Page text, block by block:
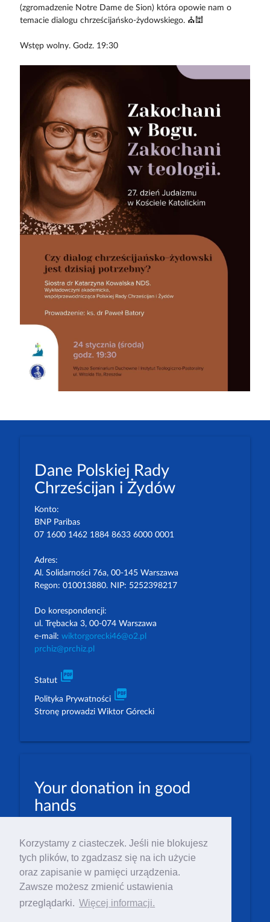
Korzystamy z ciasteczek. Jeśli nie blokujesz
tych plików, to zgadzasz się na ich użycie
oraz zapisanie w pamięci urządzenia.
Zawsze możesz zmienić ustawienia
przeglądarki. Więcej informacji.
(zgromadzenie Notre Dame de Sion) która opowie nam o
temacie dialogu chrześcijańsko-żydowskiego. ⛪🕍
Wstęp wolny. Godz. 19:30
Dane Polskiej Rady
Chrześcijan i Żydów
Konto:
BNP Paribas
07 1600 1462 1884 8633 6000 0001
Adres:
Al. Solidarności 76a, 00-145 Warszawa
Regon: 010013880. NIP: 5252398217
Do korespondencji:
ul. Trębacka 3, 00-074 Warszawa
e-mail: wiktorgorecki46@o2.pl
prchiz@prchiz.pl
Statut picture_as_pdf
Polityka Prywatności picture_as_pdf
Stronę prowadzi Wiktor Górecki
Your donation in good
hands
EUR: 23 1600 1462 1884 8633 6000 0004
Numer IBAN: PL23 1 600 1462 1884 8633 6000
0004
Numer BIC/SWIFT: PPABPLPK